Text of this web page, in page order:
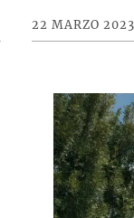
22 MARZO 2023